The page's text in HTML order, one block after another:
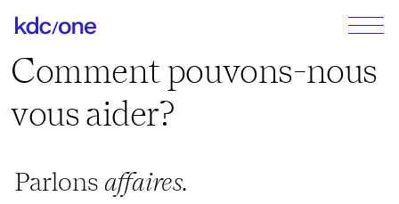
Comment pouvons-nous
vous aider?
Parlonsaffaires.